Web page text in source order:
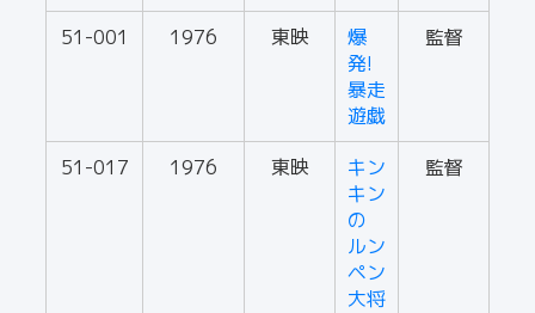
51-001 1976 東映
爆
発!
暴走
遊戯
監督
51-017 1976 東映
キン
キン
の
ルン
ペン
大将
監督